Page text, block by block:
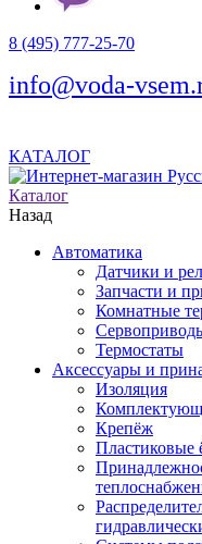
8 (495) 777-25-70
info@voda-
КАТАЛОГ
Каталог
Назад
Автоматика
Датчики и
Запчасти и
Комнатные
Термостаты
Аксессуары и
Изоляция
Крепёж
Пластиковые